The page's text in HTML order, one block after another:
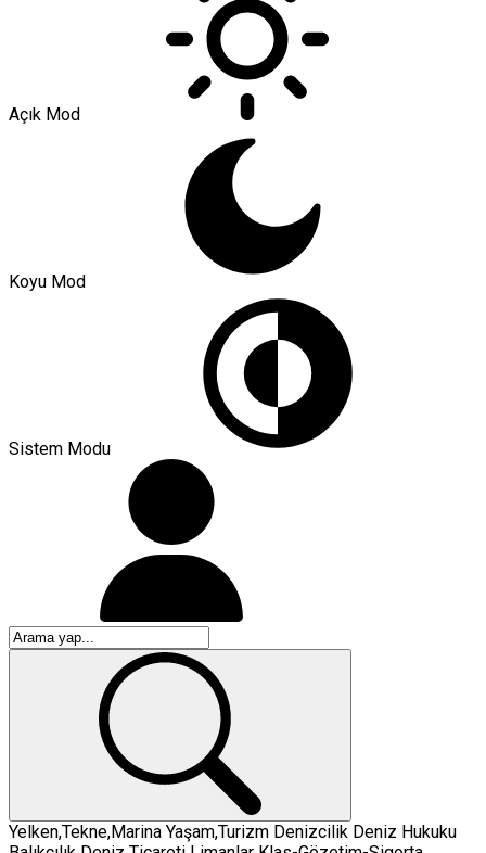
Açık Mod
Koyu Mod
Sistem Modu
Yelken,Tekne,Marina Yaşam,Turizm Denizcilik Deniz Hukuku